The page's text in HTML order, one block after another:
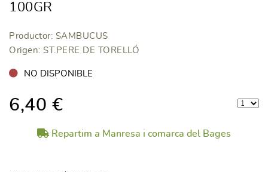
100GR
Productor: SAMBUCUS
Origen: ST.PERE DE TORELLÓ
NO DISPONIBLE
6,40 €
Repartim a Manresa i comarca del Bages